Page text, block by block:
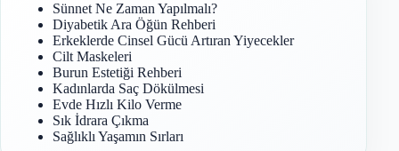
Sünnet Ne Zaman Yapılmalı?
Diyabetik Ara Öğün Rehberi
Erkeklerde Cinsel Gücü Artıran Yiyecekler
Cilt Maskeleri
Burun Estetiği Rehberi
Kadınlarda Saç Dökülmesi
Evde Hızlı Kilo Verme
Sık İdrara Çıkma
Sağlıklı Yaşamın Sırları